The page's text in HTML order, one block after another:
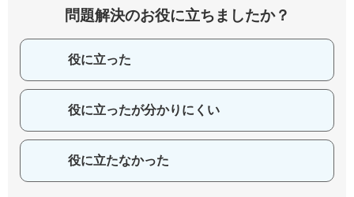
問題解決のお役に立ちましたか？
役に立った
役に立ったが分かりにくい
役に立たなかった